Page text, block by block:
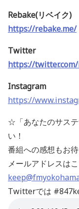
Rebake(リベイク)
https://rebake.me/
Twitter
https://
Instagram
https://
☆「あなたのサス
い！
番組への感想もお待
メールアドレスはこ
Twitterでは